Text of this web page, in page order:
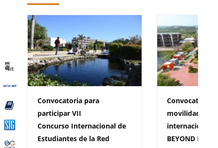
Convocatoria para
participar VII
Concurso Internacional de
Estudiantes de la Red
Convocatoria
movilidad
internacional –
BEYOND